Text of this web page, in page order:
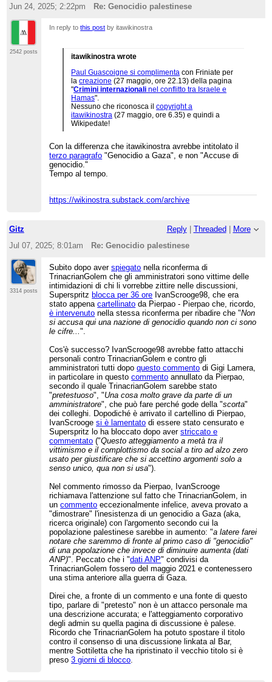
Jun 24, 2025; 2:22pm
Re: Genocidio palestinese
2542 posts
In reply tothis post by itawikinostra
itawikinostra wrote
Paul Guascoigne si complimenta con Friniate per
lacreazione (27 maggio, ore 22.13) della pagina
"Crimini internazionali nel conflitto tra Israele e
Hamas".
Nessuno che riconosca ilcopyright a
itawikinostra (27 maggio, ore 6.35) e quindi a
Wikipedate!
Con la differenza che itawikinostra avrebbe intitolato il
terzo paragrafo "Genocidio a Gaza", e non "Accuse di
genocidio."
Tempo al tempo.
https://wikinostra.substack.com/archive
Gitz Reply| Threaded
More
Jul 07, 2025; 8:01am
Re: Genocidio palestinese
3314 posts
Subito dopo averspiegato nella riconferma di
TrinacrianGolem che gli amministratori sono vittime delle
intimidazioni di chi li vorrebbe zittire nelle discussioni,
Superspritz blocca per 36 ore IvanScrooge98, che era
stato appenacartellinato da Pierpao - Pierpao che, ricordo,
è intervenuto nella stessa riconferma per ribadire che "Non
si accusa qui una nazione di genocidio quando non ci sono
le cifre...".
Cos'è successo? IvanScrooge98 avrebbe fatto attacchi
personali contro TrinacrianGolem e contro gli
amministratori tutti dopoquesto commento di Gigi Lamera,
in particolare in questocommento annullato da Pierpao,
secondo il quale TrinacrianGolem sarebbe stato
"pretestuoso", "Una cosa molto grave da parte di un
amministratore", che può fare perché gode della "scorta"
dei colleghi. Dopodiché è arrivato il cartellino di Pierpao,
IvanScroogesi è lamentato di essere stato censurato e
Superspritz lo ha bloccato dopo averstriccato e
commentato ("Questo atteggiamento a metà tra il
vittimismo e il complottismo da social a tiro ad alzo zero
usato per giustificare che si accettino argomenti solo a
senso unico, qua non si usa").
Nel commento rimosso da Pierpao, IvanScrooge
richiamava l'attenzione sul fatto che TrinacrianGolem, in
uncommento eccezionalmente infelice, aveva provato a
"dimostrare" l'inesistenza di un genocidio a Gaza (aka,
ricerca originale) con l'argomento secondo cui la
popolazione palestinese sarebbe in aumento: "a latere farei
notare che saremmo di fronte al primo caso di "genocidio"
di una popolazione che invece di diminuire aumenta (dati
ANP)". Peccato che i "dati ANP" condivisi da
TrinacrianGolem fossero del maggio 2021 e contenessero
una stima anteriore alla guerra di Gaza.
Direi che, a fronte di un commento e una fonte di questo
tipo, parlare di "pretesto" non è un attacco personale ma
una descrizione accurata; e l'atteggiamento corporativo
degli admin su quella pagina di discussione è palese.
Ricordo che TrinacrianGolem ha potuto spostare il titolo
contro il consenso di una discussione linkata al Bar,
mentre Sottiletta che ha ripristinato il vecchio titolo si è
preso3 giorni di blocco